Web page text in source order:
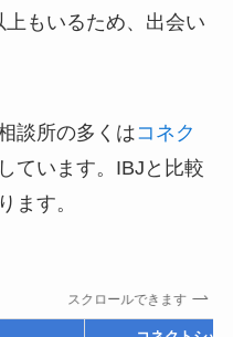
もいるため、出会い
談所の多くはコネク
ています。IBJと比較
ます。
スクロールできます